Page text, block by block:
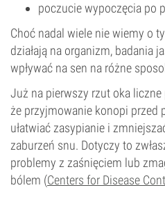
poczucie wypoczęcia po
Choć nadal wiele nie wiemy o
działają na organizm, badania
wpływać na sen na różne
Już na pierwszy rzut oka
że przyjmowanie konopi przed
ułatwiać zasypianie i
zaburzeń snu. Dotyczy to
problemy z zaśnięciem lub
bólem (Centers for Disease